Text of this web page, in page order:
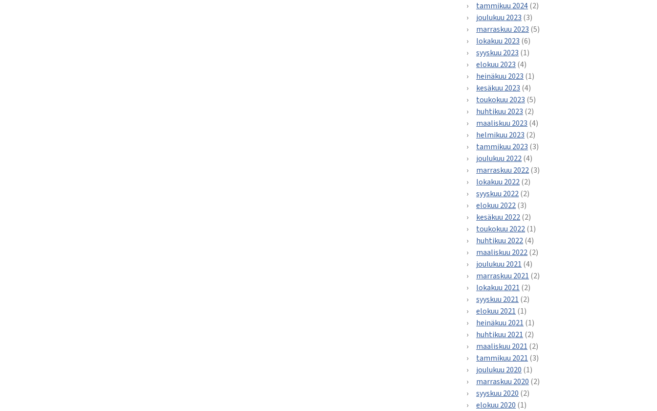
tammikuu 2024(2)
joulukuu 2023 (3)
marraskuu 2023 (5)
lokakuu 2023 (6)
syyskuu 2023 (1)
elokuu 2023 (4)
heinäkuu 2023 (1)
kesäkuu 2023 (4)
toukokuu 2023 (5)
huhtikuu 2023 (2)
maaliskuu 2023 (4)
helmikuu 2023 (2)
tammikuu 2023 (3)
joulukuu 2022(4)
marraskuu 2022(3)
lokakuu 2022(2)
syyskuu 2022(2)
elokuu 2022(3)
kesäkuu 2022(2)
toukokuu 2022(1)
huhtikuu 2022(4)
maaliskuu 2022(2)
joulukuu 2021 (4)
marraskuu 2021 (2)
lokakuu 2021 (2)
syyskuu 2021 (2)
elokuu 2021 (1)
heinäkuu 2021 (1)
huhtikuu 2021 (2)
maaliskuu 2021 (2)
tammikuu 2021 (3)
joulukuu 2020 (1)
marraskuu 2020 (2)
syyskuu 2020 (2)
elokuu 2020 (1)